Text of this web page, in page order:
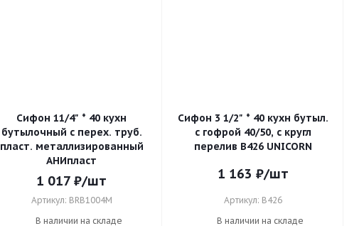
Сифон 11/4" * 40 кухн
бутылочный с перех. труб.
пласт. металлизированный
АНИпласт
1 017 ₽/шт
Артикул: BRB1004M
В наличии на складе
Сифон 3 1/2" * 40 кухн бутыл.
с гофрой 40/50, с кругл
перелив В426 UNICORN
1 163 ₽/шт
Артикул: В426
В наличии на складе